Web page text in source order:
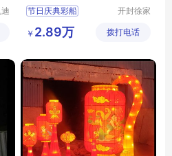
节元宵彩车
节日庆典彩船
节日节庆活动彩车
巴士巡游花车
开封徐家
传媒有限
￥ 2.89万 拨打电话